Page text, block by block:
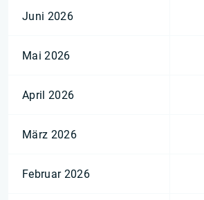
Juni 2026
Mai 2026
April 2026
März 2026
Februar 2026